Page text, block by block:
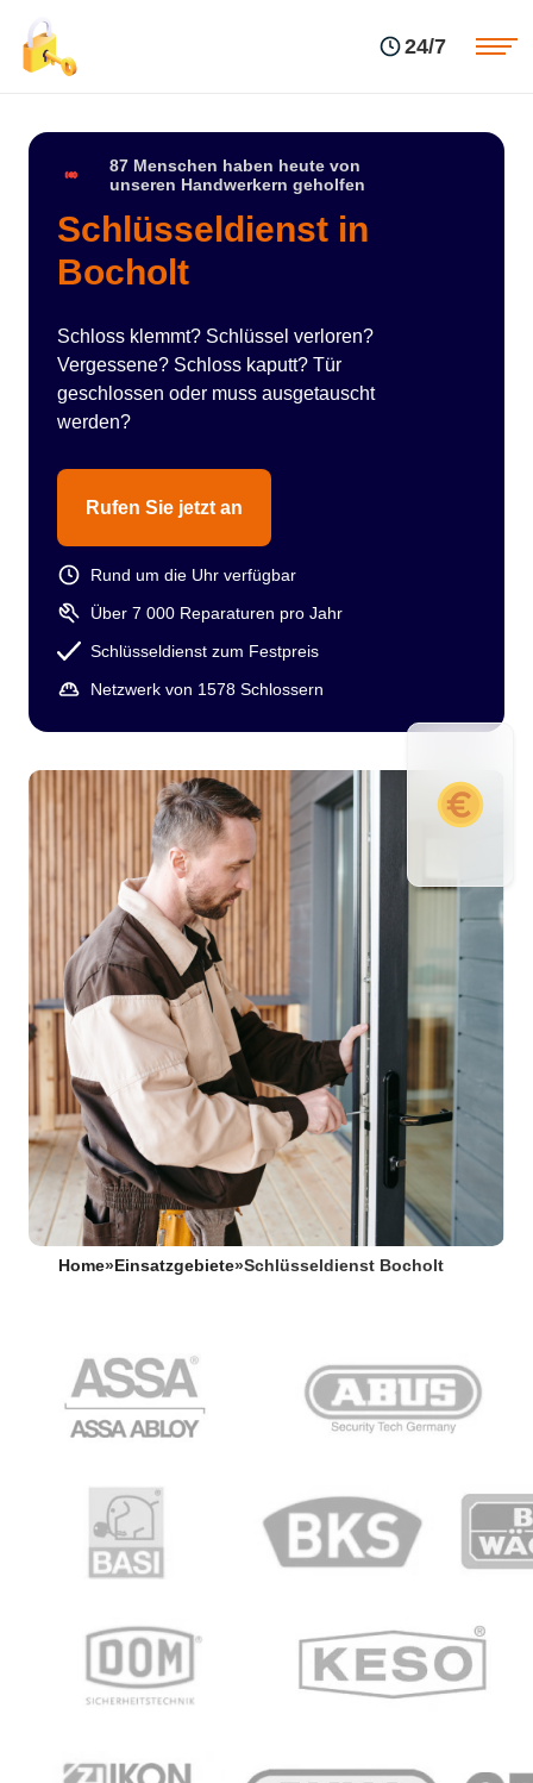
24/7
87 Menschen haben heute von
unseren Handwerkern geholfen
Schlüsseldienst in
Bocholt
Schloss klemmt? Schlüssel verloren?
Vergessene? Schloss kaputt? Tür
geschlossen oder muss ausgetauscht
werden?
Rufen Sie jetzt an
Rund um die Uhr verfügbar
Über 7 000 Reparaturen pro Jahr
Schlüsseldienst zum Festpreis
Netzwerk von 1578 Schlossern
Home» Einsatzgebiete»Schlüsseldienst Bocholt